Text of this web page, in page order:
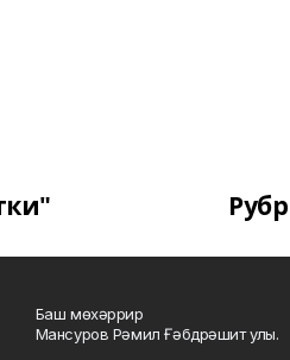
Баш мөхәррир
Мансуров Рәмил Ғәбдрәшит улы.